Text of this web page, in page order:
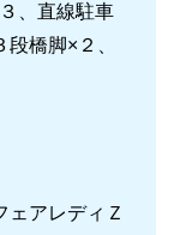
、直線駐車
橋脚×２、
ェアレディＺ